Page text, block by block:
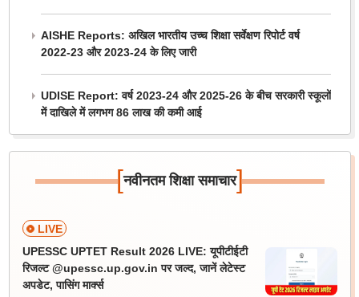
AISHE Reports: अखिल भारतीय उच्च शिक्षा सर्वेक्षण रिपोर्ट वर्ष
2022-23 और 2023-24 के लिए जारी
UDISE Report: वर्ष 2023-24 और 2025-26 के बीच सरकारी स्कूलों
में दाखिले में लगभग 86 लाख की कमी आई
[नवीनतम शिक्षा समाचार]
LIVE
UPESSC UPTET Result 2026 LIVE: यूपीटीईटी
रिजल्ट @upessc.up.gov.in पर जल्द, जानें लेटेस्ट
अपडेट, पासिंग मार्क्स